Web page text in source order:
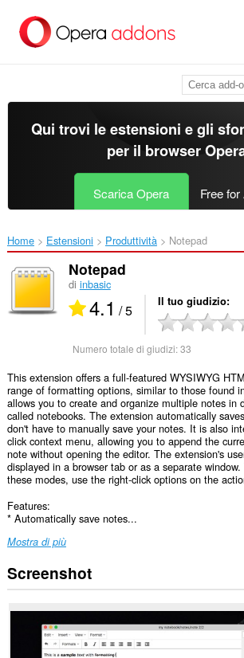
contenuto
Qui trovi le estensioni e gli
per il browser
Scarica Opera Free
Home Estensioni Produttività Notepad‎
Notepad
di inbasic
4.1 / 5 Il tuo giudizio
Numero totale di giudizi:33
This extension offers a full-featured WYSIWYG
range of formatting options, similar to those found
allows you to create and organize multiple notes in
called notebooks. The extension automatically
don't have to manually save your notes. It is also
click context menu, allowing you to append the
note without opening the editor. The extension's
displayed in a browser tab or as a separate
these modes, use the right-click options on the
Features:
* Automatically save notes...
Mostra di più
Screenshot